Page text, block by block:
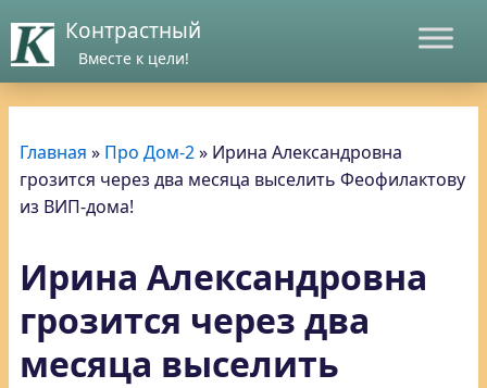
Контрастный
Вместе к цели!
Главная » Про Дом-2» Ирина Александровна
грозится через два месяца выселить Феофилактову
из ВИП-дома!
Ирина Александровна
грозится через два
месяца выселить